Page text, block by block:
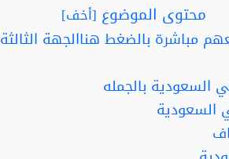
محتوى الموضوع [أخف]
مباشرة بالضغط هناالجهة الثالثة
السعودية بالجمله
السعودية